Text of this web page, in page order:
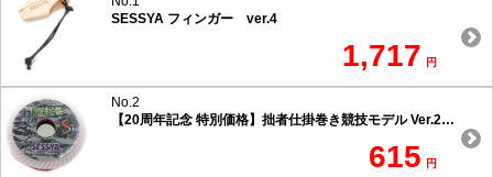
SESSYA フィンガー ver.4
1,717 円
No.2
【20周年記念 特別価格】拙者仕掛巻き競技モデル Ver.2 スリムタイプ
615 円